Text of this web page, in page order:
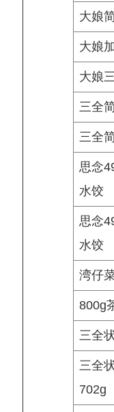
大娘
大娘
大娘
三全
三全
思念
水饺
思念
水饺
湾仔
800g
三全
三全
702g